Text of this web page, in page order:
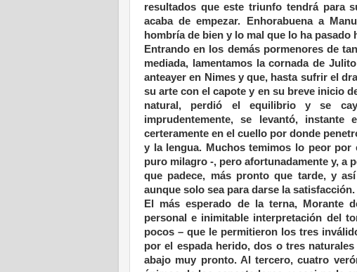
resultados que este triunfo tendrá para
acaba de empezar. Enhorabuena a
hombría de bien y lo mal que lo ha pasado
Entrando en los demás pormenores de
mediada, lamentamos la cornada de
anteayer en Nimes y que, hasta sufrir el
su arte con el capote y en su breve inicio
natural, perdió el equilibrio y se
imprudentemente, se levantó,
certeramente en el cuello por donde
y la lengua. Muchos temimos lo peor
puro milagro -, pero afortunadamente y, a
que padece, más pronto que tarde, y
aunque solo sea para darse la satisfacción.
El más esperado de la terna, Morante
personal e inimitable interpretación del
pocos – que le permitieron los tres
por el espada herido, dos o tres
abajo muy pronto. Al tercero, cuatro